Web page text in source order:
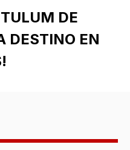
DE
DESTINO EN